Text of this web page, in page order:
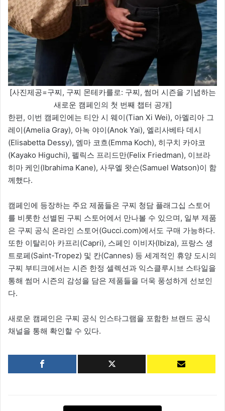
[사진제공=구찌, 구찌 몬테카를로: 구찌, 썸머 시즌을 기념하는
새로운 캠페인의 첫 번째 챕터 공개]
한편, 이번 캠페인에는 티안 시 웨이(Tian Xi Wei), 아멜리아 그
레이(Amelia Gray), 아녹 야이(Anok Yai), 엘리사베타 데시
(Elisabetta Dessy), 엠마 코흐(Emma Koch), 히구치 카야코
(Kayako Higuchi), 펠릭스 프리드만(Felix Friedman), 이브라
히마 케인(Ibrahima Kane), 사무엘 왓슨(Samuel Watson)이 함
께했다.
캠페인에 등장하는 주요 제품들은 구찌 청담 플래그십 스토어
를 비롯한 선별된 구찌 스토어에서 만나볼 수 있으며, 일부 제품
은 구찌 공식 온라인 스토어(Gucci.com)에서도 구매 가능하다.
또한 이탈리아 카프리(Capri), 스페인 이비자(Ibiza), 프랑스 생
트로페(Saint-Tropez) 및 칸(Cannes) 등 세계적인 휴양 도시의
구찌 부티크에서는 시즌 한정 셀렉션과 익스클루시브 스타일을
통해 썸머 시즌의 감성을 담은 제품들을 더욱 풍성하게 선보인
다.
새로운 캠페인은 구찌 공식 인스타그램을 포함한 브랜드 공식
채널을 통해 확인할 수 있다.